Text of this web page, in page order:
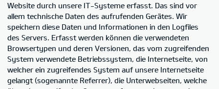
Website durch unsere IT-Systeme erfasst. Das sind vor
allem technische Daten des aufrufenden Gerätes. Wir
speichern diese Daten und Informationen in den Logfiles
des Servers. Erfasst werden können die verwendeten
Browsertypen und deren Versionen, das vom zugreifenden
System verwendete Betriebssystem, die Internetseite, von
welcher ein zugreifendes System auf unsere Internetseite
gelangt (sogenannte Referrer), die Unterwebseiten, welche